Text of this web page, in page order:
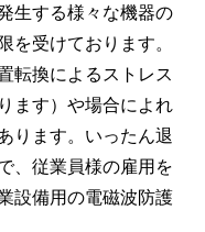
生する様々な機器の
を受けております。
転換によるストレス
ます）や場合によれ
ります。いったん退
、従業員様の雇用を
設備用の電磁波防護